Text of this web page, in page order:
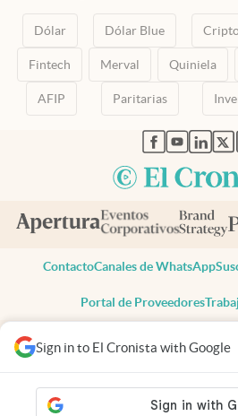
Sign in to El Cronista with Google
Dólar Dólar Blue
Fintech Merval Quiniela
AFIP Paritarias
abre enabre en
ContactoCanales de WhatsApp
Portal de Proveedores
Todos los derechos
Privacidad